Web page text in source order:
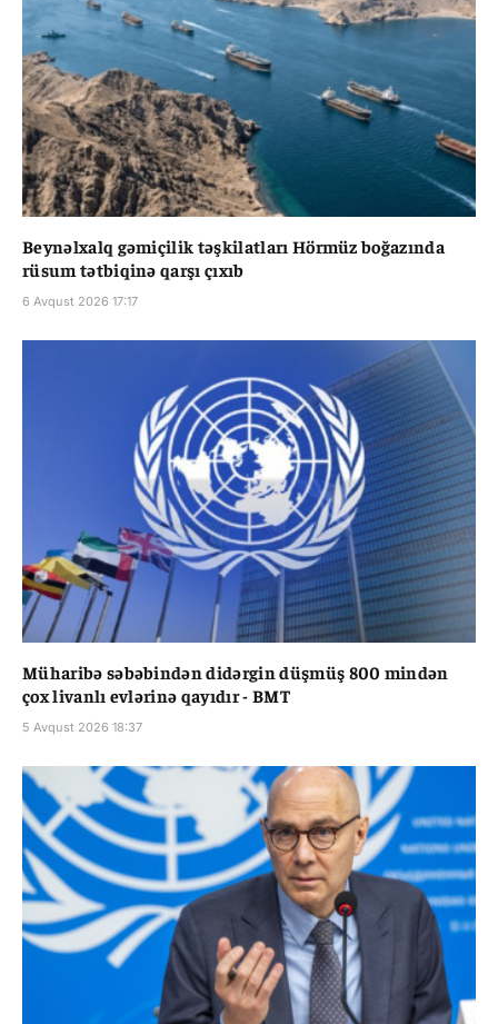
Beynəlxalq gəmiçilik təşkilatları Hörmüz boğazında
rüsum tətbiqinə qarşı çıxıb
6 Avqust 2026 17:17
Müharibə səbəbindən didərgin düşmüş 800 mindən
çox livanlı evlərinə qayıdır - BMT
5 Avqust 2026 18:37